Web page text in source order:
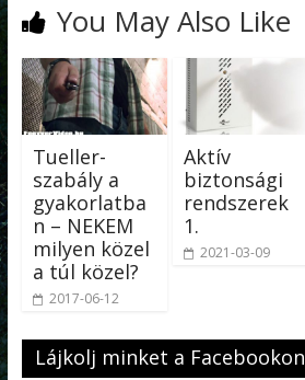
You May Also Like
Tueller-
szabály a
gyakorlatba
n – NEKEM
milyen közel
a túl közel?
2017-06-12
Aktív
biztonsági
rendszerek
1.
2021-03-09
Lájkolj minket a Facebookon